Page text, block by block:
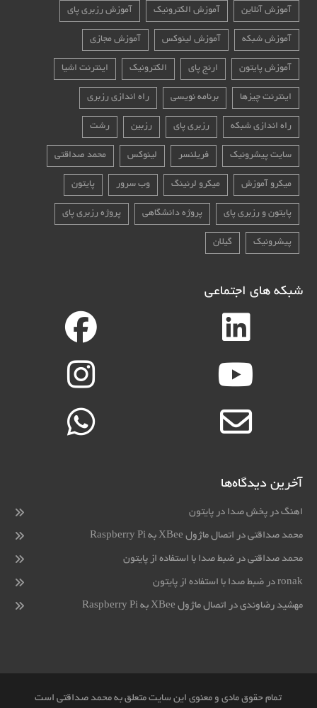
آموزش آنلاین آموزش الکترونیک آموزش رزبری پای
آموزش شبکه آموزش لینوکس آموزش مجازی
آموزش پایتون ارنج پای الکترونیک اینترنت اشیا
اینترنت چیزها برنامه نویسی راه اندازی رزبری
راه اندازی شبکه رزبری پای رزبین رشت
سایت پیشرونیک فریلنسر لینوکس محمد صداقتی
میکرو آموزش میکرو لرنینگ وب سرور پایتون
پایتون و رزبری پای پروژه دانشگاهی پروژه رزبری پای
پیشرونیک گیلان
شبکه های اجتماعی
آخرین دیدگاه‌ها
اهنگ در پخش صدا در پایتون
محمد صداقتی در اتصال ماژول XBee به Raspberry Pi
محمد صداقتی در ضبط صدا با استفاده از پایتون
ronak در ضبط صدا با استفاده از پایتون
مهشید رضاوندی در اتصال ماژول XBee به Raspberry Pi
تمام حقوق مادی و معنوی این سایت متعلق به محمد صداقتی است